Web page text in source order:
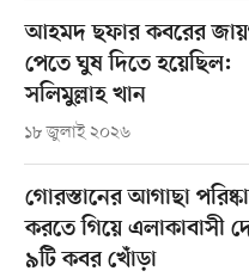
আহমদ ছফার কবরের
পেতে ঘুষ দিতে হয়েছিল:
সলিমুল্লাহ খান
১৮ জুলাই ২০২৬
গোরস্তানের আগাছা
করতে গিয়ে এলাকাবাসী
৯টি কবর খোঁড়া